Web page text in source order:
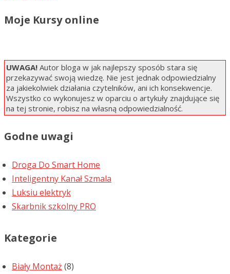
Moje Kursy online
UWAGA! Autor bloga w jak najlepszy sposób stara się
przekazywać swoją wiedzę. Nie jest jednak odpowiedzialny
za jakiekolwiek działania czytelników, ani ich konsekwencje.
Wszystko co wykonujesz w oparciu o artykuły znajdujące się
na tej stronie, robisz na własną odpowiedzialność.
Godne uwagi
Droga Do Smart Home
Inteligentny Kanał Szmala
Luksiu elektryk
Skarbnik szkolny PRO
Kategorie
Biały Montaż (8)